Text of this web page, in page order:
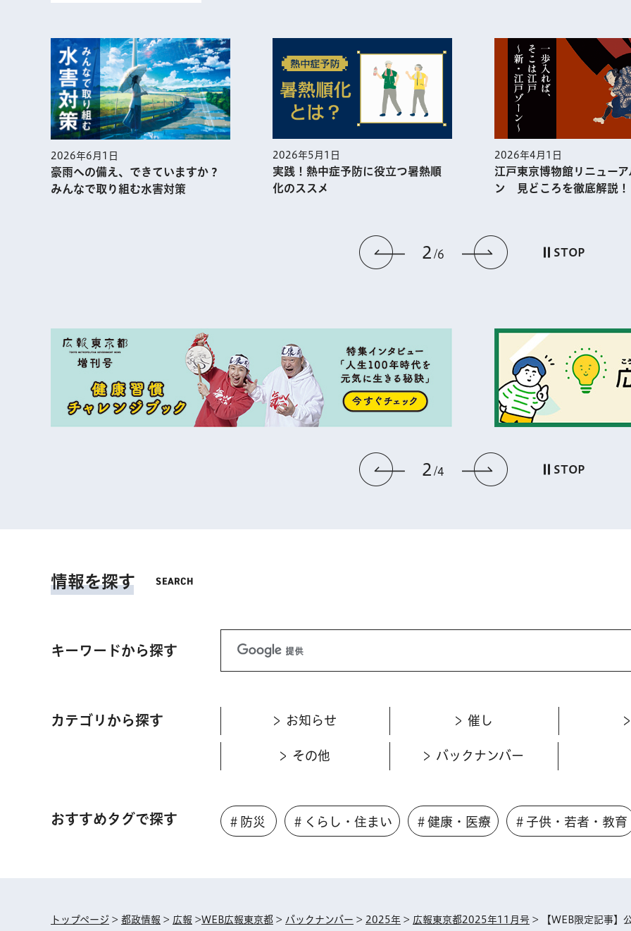
前のスライドを表示
2 6 次のスライド
STOP
2026年6月1日
豪雨への備え、できていますか？
みんなで取り組む水害対策
2026年5月1日
実践！熱中症予防に役⽴つ暑熱順
化のススメ
2026年4月1日
江戸東京博物館リニューア
ン 見どころを徹底解説！
前のスライドを表示
2 4 次のスライド
STOP
情報を探す
キーワードから探す
カテゴリから探す お知らせ 催し
その他 バックナンバー
おすすめタグで探す ＃防災 ＃くらし・住まい ＃健康・医療 ＃子供・若者・教育
トップページ > 都政情報 > 広報 >WEB広報東京都 > バックナンバー > 2025年 > 広報東京都2025年11月号 > 【WEB限定記事】